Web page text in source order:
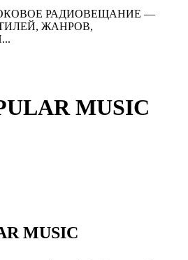
РАДИОВЕЩАНИЕ —
ЖАНРОВ,
MUSIC
MUSIC